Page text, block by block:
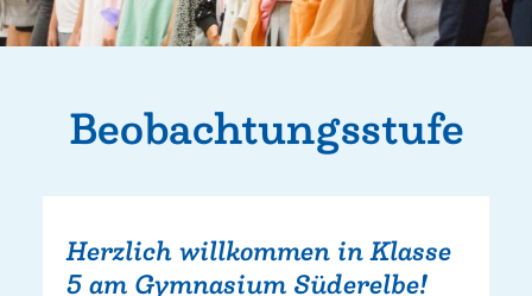
Beobachtungsstufe
Herzlich willkommen in Klasse
5 am Gymnasium Süderelbe!